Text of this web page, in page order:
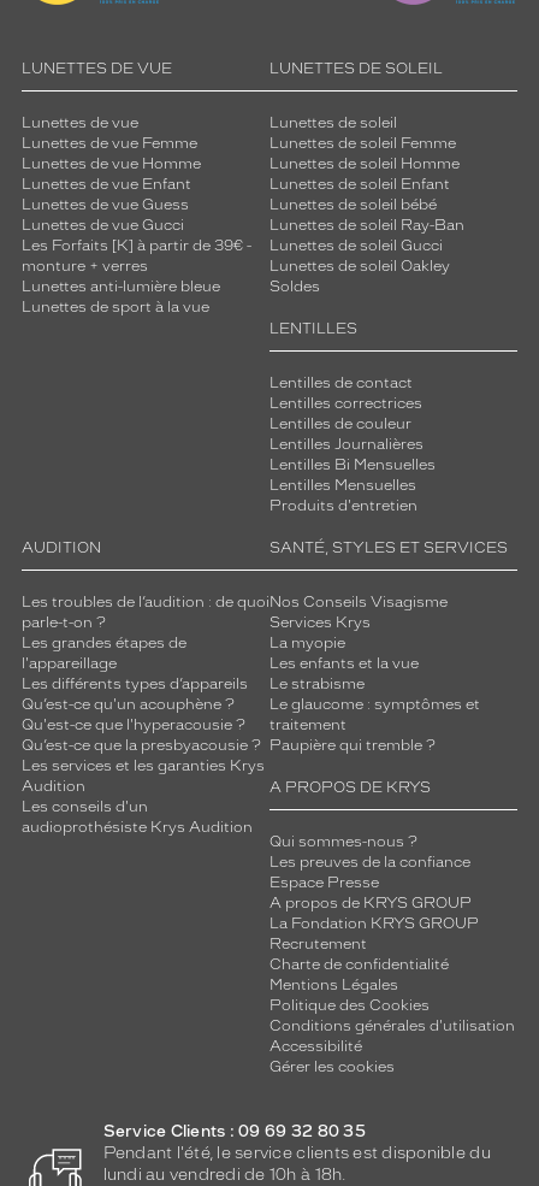
LUNETTES DE VUE
Lunettes de vue
Lunettes de vue Femme
Lunettes de vue Homme
Lunettes de vue Enfant
Lunettes de vue Guess
Lunettes de vue Gucci
Les Forfaits [K] à partir de 39€ -
monture + verres
Lunettes anti-lumière bleue
Lunettes de sport à la vue
LUNETTES DE SOLEIL
Lunettes de soleil
Lunettes de soleil Femme
Lunettes de soleil Homme
Lunettes de soleil Enfant
Lunettes de soleil bébé
Lunettes de soleil Ray-Ban
Lunettes de soleil Gucci
Lunettes de soleil Oakley
Soldes
LENTILLES
Lentilles de contact
Lentilles correctrices
Lentilles de couleur
Lentilles Journalières
Lentilles Bi Mensuelles
Lentilles Mensuelles
Produits d'entretien
AUDITION
Les troubles de l’audition : de quoi
parle-t-on ?
Les grandes étapes de
l'appareillage
Les différents types d’appareils
Qu’est-ce qu'un acouphène ?
Qu'est-ce que l'hyperacousie ?
Qu’est-ce que la presbyacousie ?
Les services et les garanties Krys
Audition
Les conseils d'un
audioprothésiste Krys Audition
SANTÉ, STYLES ET SERVICES
Nos Conseils Visagisme
Services Krys
La myopie
Les enfants et la vue
Le strabisme
Le glaucome : symptômes et
traitement
Paupière qui tremble ?
A PROPOS DE KRYS
Qui sommes-nous ?
Les preuves de la confiance
Espace Presse
A propos de KRYS GROUP
La Fondation KRYS GROUP
Recrutement
Charte de confidentialité
Mentions Légales
Politique des Cookies
Conditions générales d'utilisation
Accessibilité
Gérer les cookies
Service Clients : 09 69 32 80 35
Pendant l'été, le service clients est disponible du
lundi au vendredi de 10h à 18h.